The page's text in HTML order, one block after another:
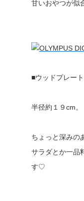
甘いおやつが似
■ウッドプレ
半径約１９cm。
ちょっと深みの
サラダとか一品
す♡